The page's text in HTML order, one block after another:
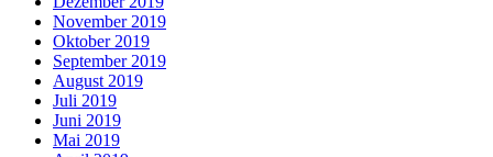
November 2019
Oktober 2019
September 2019
August 2019
Juli 2019
Juni 2019
Mai 2019